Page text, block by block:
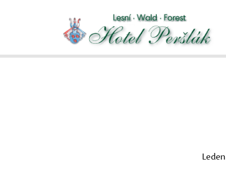
Leden